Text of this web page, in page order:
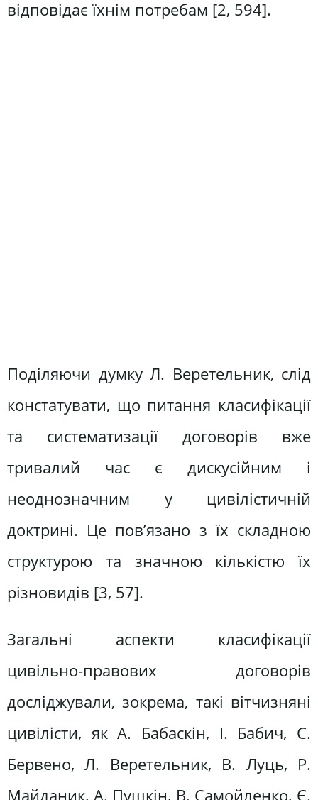
відповідає їхнім потребам [2, 594].
Поділяючи думку Л. Веретельник, слід
констатувати, що питання класифікації
та систематизації договорів вже
тривалий час є дискусійним і
неоднозначним у цивілістичній
доктрині. Це пов’язано з їх складною
структурою та значною кількістю їх
різновидів [3, 57].
Загальні аспекти класифікації
цивільно-правових договорів
досліджували, зокрема, такі вітчизняні
цивілісти, як А. Бабаскін, І. Бабич, С.
Бервено, Л. Веретельник, В. Луць, Р.
Майданик, А. Пушкін, В. Самойленко, Є.